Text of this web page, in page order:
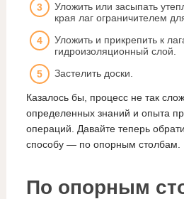
Уложить или засыпать
края лаг ограничителем
Уложить и прикрепить к
гидроизоляционный слой.
Застелить доски.
Казалось бы, процесс не так
определенных знаний и опыта
операций. Давайте теперь
способу — по опорным столбам.
По опорным